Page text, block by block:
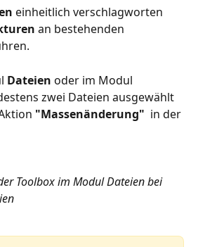
einheitlich verschlagworten
an bestehenden
Dateien oder im Modul
zwei Dateien ausgewählt
"Massenänderung" in der
Toolbox im Modul Dateien bei